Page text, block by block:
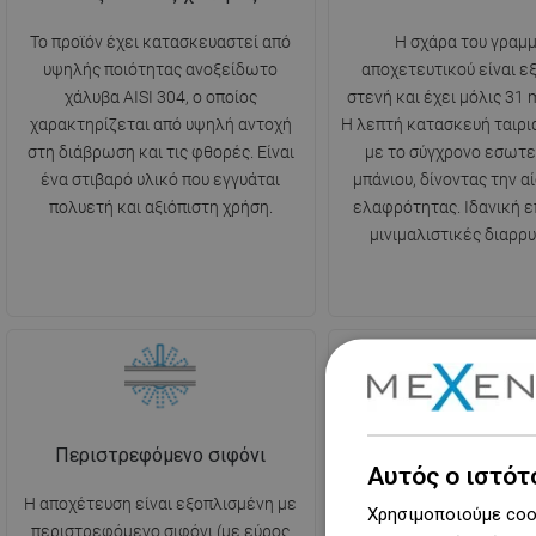
Το προϊόν έχει κατασκευαστεί από
υψηλής ποιότητας ανοξείδωτο
χάλυβα AISI 304, ο οποίος
χαρακτηρίζεται από υψηλή αντοχή
στη διάβρωση και τις φθορές. Είναι
ένα στιβαρό υλικό που εγγυάται
πολυετή και αξιόπιστη χρήση.
Η σχάρα του
αποχετευτικού είναι
στενή και έχει μόλις 31
Η λεπτή κατασκευή
με το σύγχρονο
μπάνιου, δίνοντας την
ελαφρότητας. Ιδανική
μινιμαλιστικές
Περιστρεφόμενο σιφόνι
Η αποχέτευση είναι εξοπλισμένη με
περιστρεφόμενο σιφόνι (με εύρος
Η αποχέτευση είναι
σιφόνι, το οποίο έχει
Αυτός ο
Χρησιμοποιούμε